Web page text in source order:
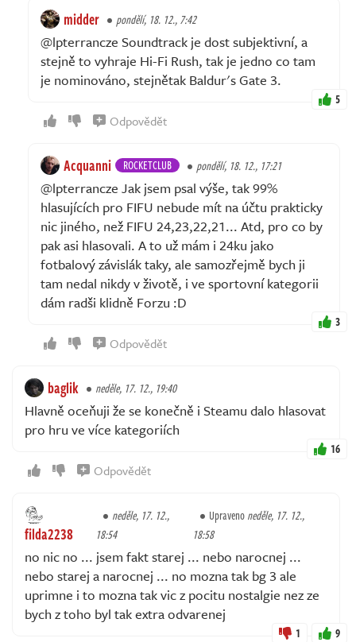
midder pondělí, 18. 12., 7:42
@lpterrancze Soundtrack je dost subjektivní, a
stejně to vyhraje Hi-Fi Rush, tak je jedno co tam
je nominováno, stejnětak Baldur's Gate 3.
5
Odpovědět
Acquanni ROCKETCLUB pondělí, 18. 12., 17:21
@lpterrancze Jak jsem psal výše, tak 99%
hlasujících pro FIFU nebude mít na účtu prakticky
nic jiného, než FIFU 24,23,22,21... Atd, pro co by
pak asi hlasovali. A to už mám i 24ku jako
fotbalový závislák taky, ale samozřejmě bych ji
tam nedal nikdy v životě, i ve sportovní kategorii
dám radši klidně Forzu :D
3
Odpovědět
baglik neděle, 17. 12., 19:40
Hlavně oceňuji že se konečně i Steamu dalo hlasovat
pro hru ve více kategoriích
16
Odpovědět
filda2238
neděle, 17. 12.,
18:54
Upravenoneděle, 17. 12.,
18:58
no nic no ... jsem fakt starej ... nebo narocnej ...
nebo starej a narocnej ... no mozna tak bg 3 ale
uprimne i to mozna tak vic z pocitu nostalgie nez ze
bych z toho byl tak extra odvarenej
1 9